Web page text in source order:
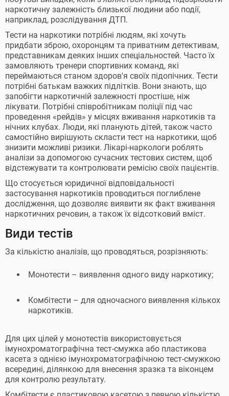
наркотичну залежність близької людини або події,
наприклад, розслідування ДТП.
Тести на наркотики потрібні людям, які хочуть
придбати зброю, охоронцям та приватним детективам,
представникам деяких інших спеціальностей. Часто їх
замовляють тренери спортивних команд, які
переймаються станом здоров'я своїх підопічних. Тести
потрібні батькам важких підлітків. Вони знають, що
запобігти наркотичній залежності простіше, ніж
лікувати. Потрібні співробітникам поліції під час
проведення «рейдів» у місцях вживання наркотиків та
нічних клубах. Люди, які планують дітей, також часто
самостійно вирішують скласти тест на наркотики, щоб
знизити можливі ризики. Лікарі-наркологи роблять
аналізи за допомогою сучасних тестових систем, щоб
відстежувати та контролювати ремісію своїх пацієнтів.
Що стосується юридичної відповідальності
застосування наркотиків проводиться поглиблене
дослідження, що дозволяє виявити як факт вживання
наркотичних речовин, а також їх відсотковий вміст.
Види тестів
За кількістю аналізів, що проводяться, розрізняють:
Монотести – виявлення одного виду наркотику;
Комбітести – для одночасного виявлення кількох
наркотиків.
Для цих цілей у монотестів використовується
імунохроматографічна тест-смужка або пластикова
касета з однією імунохроматографічною тест-смужкою
всередині, ділянкою для внесення зразка та віконцем
для контролю результату.